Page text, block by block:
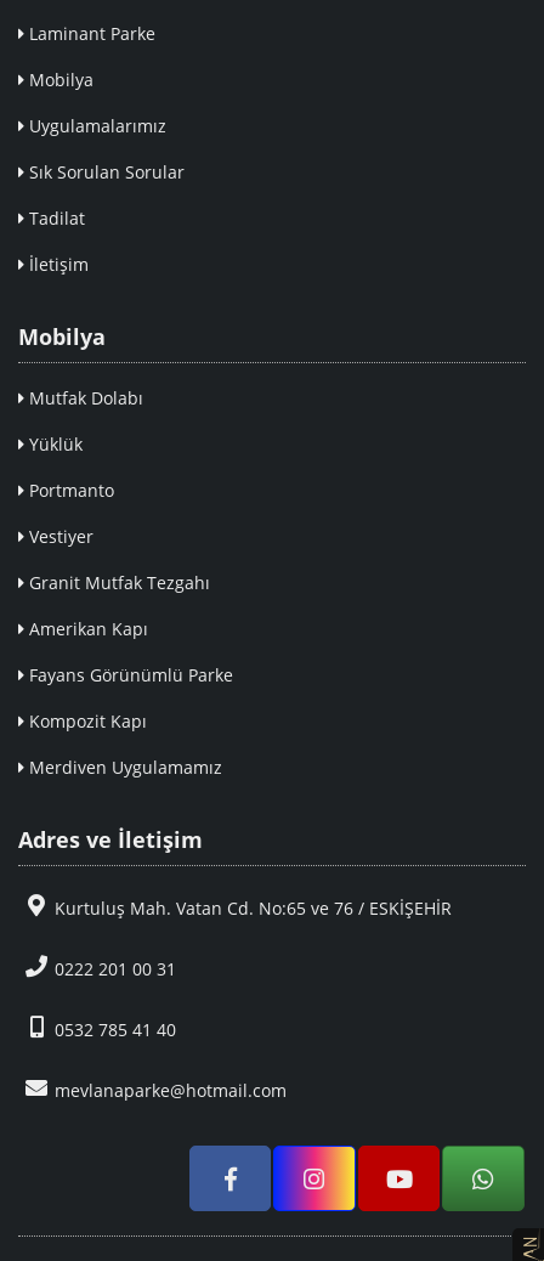
Laminant Parke
Mobilya
Uygulamalarımız
Sık Sorulan Sorular
Tadilat
İletişim
Mobilya
Mutfak Dolabı
Yüklük
Portmanto
Vestiyer
Granit Mutfak Tezgahı
Amerikan Kapı
Fayans Görünümlü Parke
Kompozit Kapı
Merdiven Uygulamamız
Adres ve İletişim
Kurtuluş Mah. Vatan Cd. No:65 ve 76 / ESKİŞEHİR
0222 201 00 31
0532 785 41 40
mevlanaparke@hotmail.com